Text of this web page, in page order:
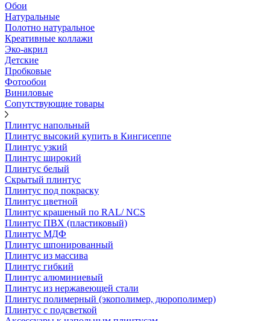
Обои
Натуральные
Полотно натуральное
Креативные коллажи
Эко-акрил
Детские
Пробковые
Фотообои
Виниловые
Сопутствующие товары
Плинтус напольный
Плинтус высокий купить в Кингисеппе
Плинтус узкий
Плинтус широкий
Плинтус белый
Скрытый плинтус
Плинтус под покраску
Плинтус цветной
Плинтус крашеный по RAL/ NCS
Плинтус ПВХ (пластиковый)
Плинтус МДФ
Плинтус шпонированный
Плинтус из массива
Плинтус гибкий
Плинтус алюминиевый
Плинтус из нержавеющей стали
Плинтус полимерный (экополимер, дюрополимер)
Плинтус с подсветкой